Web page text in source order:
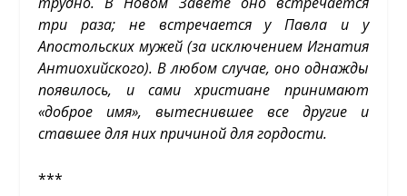
три раза; не встречается у Павла и у
Апостольских мужей (за исключением Игнатия
Антиохийского). В любом случае, оно однажды
появилось, и сами христиане принимают
«доброе имя», вытеснившее все другие и
ставшее для них причиной для гордости.
***